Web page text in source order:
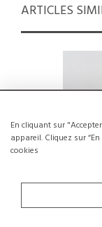
En cliquant sur
appareil. Cliquez sur
cookies
ARTICLES